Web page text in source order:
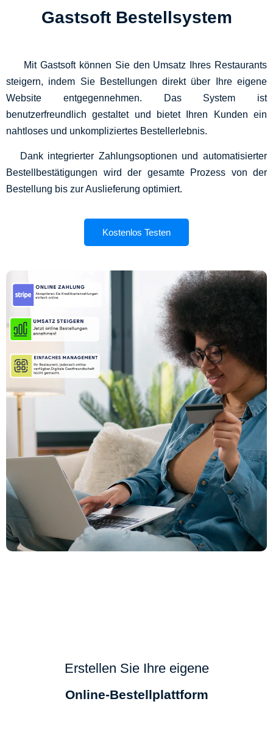
Gastsoft Bestellsystem
Mit Gastsoft können Sie den Umsatz Ihres Restaurants
steigern, indem Sie Bestellungen direkt über Ihre eigene
Website entgegennehmen. Das System ist
benutzerfreundlich gestaltet und bietet Ihren Kunden ein
nahtloses und unkompliziertes Bestellerlebnis.
Dank integrierter Zahlungsoptionen und automatisierter
Bestellbestätigungen wird der gesamte Prozess von der
Bestellung bis zur Auslieferung optimiert.
Kostenlos Testen
Erstellen Sie Ihre eigene
Online-Bestellplattform